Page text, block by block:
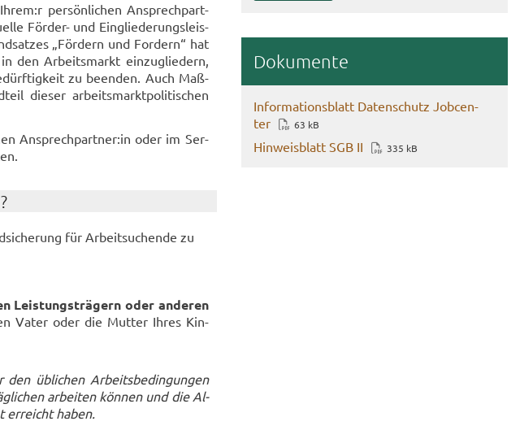
per­sön­li­chen An­sprech­part­
Förder-​ und Ein­glie­de­rungs­leis­
„För­dern und For­dern“ hat
den Ar­beits­markt ein­zu­glie­dern,
zu be­en­den. Auch Maß­
die­ser ar­beits­markt­po­li­ti­schen
An­sprech­part­ner:in oder im Ser­
für Ar­beit­su­chen­de zu
Leis­tungs­trä­gern oder an­de­ren
Vater oder die Mut­ter Ihres Kin­
üb­li­chen Ar­beits­be­din­gun­gen
ar­bei­ten kön­nen und die Al­
er­reicht haben.
Do­ku­men­te
In­for­ma­ti­ons­blatt Da­ten­schutz Job­cen­
ter
63 kB
Hin­weis­blatt SGB II 335 kB